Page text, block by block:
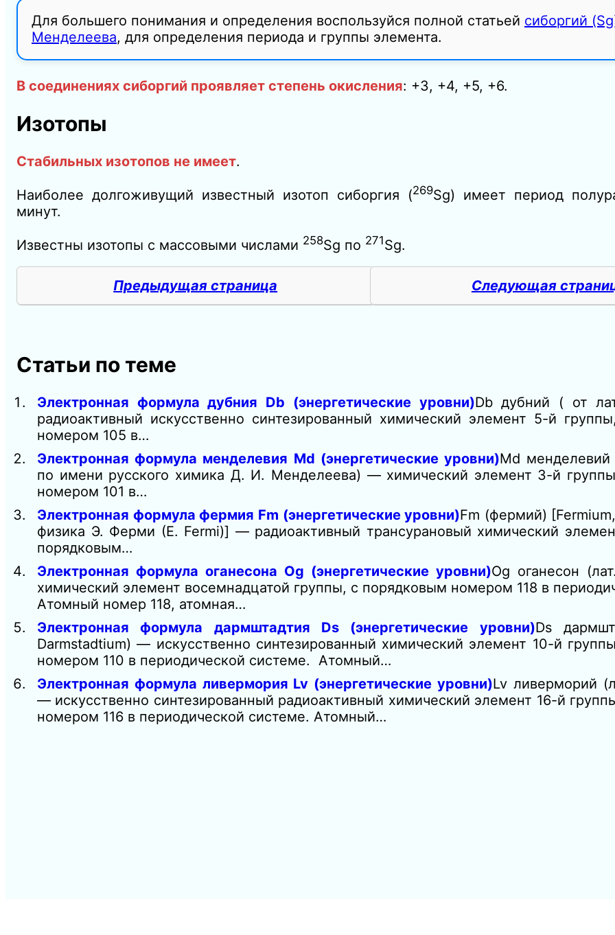
Для большего понимания и определения воспользуйся полной статьей сиборгий
Менделеева, для определения периода и группы элемента.
В соединениях сиборгий проявляет степень окисления: +3, +4, +5, +6.
Изотопы
Стабильных изотопов не имеет.
Наиболее долгоживущий известный изотоп сиборгия (269Sg) имеет период
минут.
Известны изотопы с массовыми числами 258Sg по 271Sg.
Предыдущая страница Следующая
Статьи по теме
Электронная формула дубния Db (энергетические уровни)Db дубний ( от
радиоактивный искусственно синтезированный химический элемент 5-й
номером 105 в…
Электронная формула менделевия Md (энергетические уровни)Md
по имени русского химика Д. И. Менделеева) — химический элемент 3-й
номером 101 в…
Электронная формула фермия Fm (энергетические уровни)Fm (фермий)
физика Э. Ферми (Е. Fermi)] — радиоактивный трансурановый химический
порядковым…
Электронная формула оганесона Og (энергетические уровни)Og оганесон
химический элемент восемнадцатой группы, с порядковым номером 118 в
Атомный номер 118, атомная…
Электронная формула дармштадтия Ds (энергетические уровни)Ds
Darmstadtium) — искусственно синтезированный химический элемент 10-й
номером 110 в периодической системе. Атомный…
Электронная формула ливермория Lv (энергетические уровни)Lv ливерморий
— искусственно синтезированный радиоактивный химический элемент 16-й
номером 116 в периодической системе. Атомный…